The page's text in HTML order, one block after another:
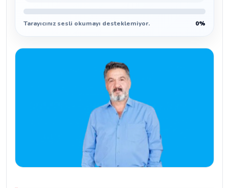
Tarayıcınız sesli okumayı desteklemiyor. 0%